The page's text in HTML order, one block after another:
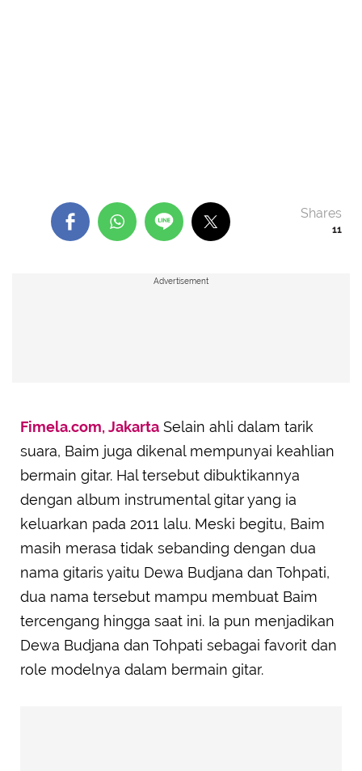
11
Shares
Advertisement
Fimela.com, Jakarta Selain ahli dalam tarik
suara, Baim juga dikenal mempunyai keahlian
bermain gitar. Hal tersebut dibuktikannya
dengan album instrumental gitar yang ia
keluarkan pada 2011 lalu. Meski begitu, Baim
masih merasa tidak sebanding dengan dua
nama gitaris yaitu Dewa Budjana dan Tohpati,
dua nama tersebut mampu membuat Baim
tercengang hingga saat ini. Ia pun menjadikan
Dewa Budjana dan Tohpati sebagai favorit dan
role modelnya dalam bermain gitar.